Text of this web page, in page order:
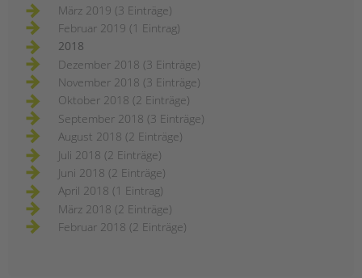
März 2019 (3 Einträge)
Februar 2019 (1 Eintrag)
2018
Dezember 2018 (3 Einträge)
November 2018 (3 Einträge)
Oktober 2018 (2 Einträge)
September 2018 (3 Einträge)
August 2018 (2 Einträge)
Juli 2018 (2 Einträge)
Juni 2018 (2 Einträge)
April 2018 (1 Eintrag)
März 2018 (2 Einträge)
Februar 2018 (2 Einträge)